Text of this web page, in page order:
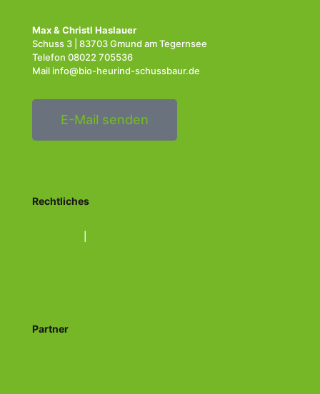
Max & Christl Haslauer
Schuss 3 | 83703 Gmund am Tegernsee
Telefon 08022 705536
Mail info@bio-heurind-schussbaur.de
E-Mail senden
Rechtliches
Partner